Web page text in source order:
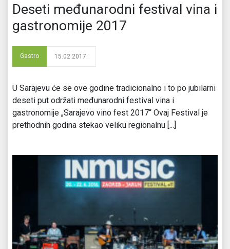
Deseti međunarodni festival vina i
gastronomije 2017
Gastro 15.02.2017.
U Sarajevu će se ove godine tradicionalno i to po jubilarni
deseti put održati međunarodni festival vina i
gastronomije „Sarajevo vino fest 2017“ Ovaj Festival je
prethodnih godina stekao veliku regionalnu [...]